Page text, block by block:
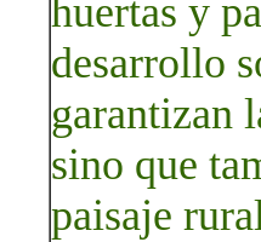
huertas y
desarrollo
garantizan
sino que
paisaje